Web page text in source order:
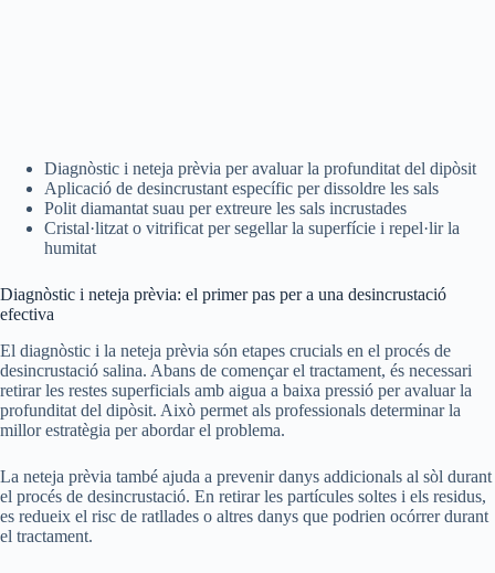
Diagnòstic i neteja prèvia per avaluar la profunditat del dipòsit
Aplicació de desincrustant específic per dissoldre les sals
Polit diamantat suau per extreure les sals incrustades
Cristal·litzat o vitrificat per segellar la superfície i repel·lir la
humitat
Diagnòstic i neteja prèvia: el primer pas per a una desincrustació
efectiva
El diagnòstic i la neteja prèvia són etapes crucials en el procés de
desincrustació salina. Abans de començar el tractament, és necessari
retirar les restes superficials amb aigua a baixa pressió per avaluar la
profunditat del dipòsit. Això permet als professionals determinar la
millor estratègia per abordar el problema.
La neteja prèvia també ajuda a prevenir danys addicionals al sòl durant
el procés de desincrustació. En retirar les partícules soltes i els residus,
es redueix el risc de ratllades o altres danys que podrien ocórrer durant
el tractament.